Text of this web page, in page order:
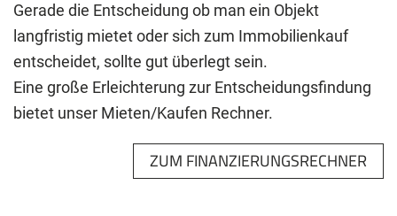
Gerade die Entscheidung ob man ein Objekt
langfristig mietet oder sich zum Immobilienkauf
entscheidet, sollte gut überlegt sein.
Eine große Erleichterung zur Entscheidungsfindung
bietet unser Mieten/Kaufen Rechner.
ZUM FINANZIERUNGSRECHNER